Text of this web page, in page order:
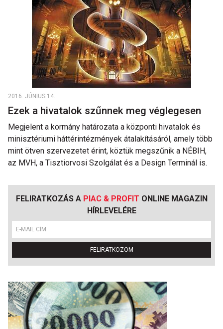
2016. JÚNIUS 14.
Ezek a hivatalok szűnnek meg véglegesen
Megjelent a kormány határozata a központi hivatalok és
minisztériumi háttérintézmények átalakításáról, amely több
mint ötven szervezetet érint, köztük megszűnik a NÉBIH,
az MVH, a Tisztiorvosi Szolgálat és a Design Terminál is.
FELIRATKOZÁS A PIAC & PROFIT ONLINE MAGAZIN
HÍRLEVELÉRE
FELIRATKOZOM